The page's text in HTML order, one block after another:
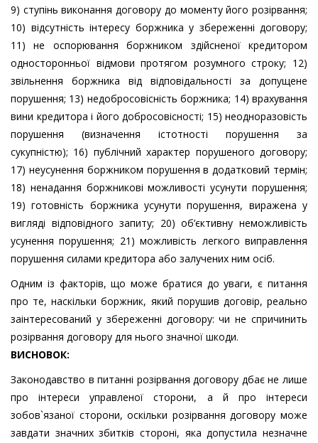
9) ступінь виконання договору до моменту його розірвання;
10) відсутність інтересу боржника у збереженні договору;
11) не оспорювання боржником здійсненої кредитором
односторонньої відмови протягом розумного строку; 12)
звільнення боржника від відповідальності за допущене
порушення; 13) недобросовісність боржника; 14) врахування
вини кредитора і його добросовісності; 15) неодноразовість
порушення (визначення істотності порушення за
сукупністю); 16) публічний характер порушеного договору;
17) неусунення боржником порушення в додатковий термін;
18) ненадання боржникові можливості усунути порушення;
19) готовність боржника усунути порушення, виражена у
вигляді відповідного запиту; 20) об’єктивну неможливість
усунення порушення; 21) можливість легкого виправлення
порушення силами кредитора або залучених ним осіб.
Одним із факторів, що може братися до уваги, є питання
про те, наскільки боржник, який порушив договір, реально
заінтересований у збереженні договору: чи не спричинить
розірвання договору для нього значної шкоди.
ВИСНОВОК:
Законодавство в питанні розірвання договору дбає не лише
про інтереси управленої сторони, а й про інтереси
зобов`язаної сторони, оскільки розірвання договору може
завдати значних збитків стороні, яка допустила незначне